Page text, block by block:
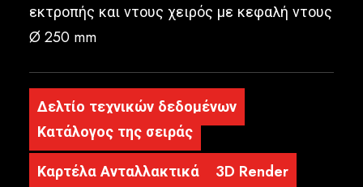
εκτροπής και ντους χειρός με κεφαλή ντους
Ø 250 mm
Δελτίο τεχνικών δεδομένων
Κατάλογος της σειράς
Καρτέλα Ανταλλακτικά
3D Render